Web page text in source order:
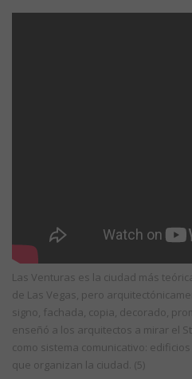
Las Venturas es la ciudad más
de Las Vegas, pero
signo, fachada, copia, decorado,
enseñó a los arquitectos a mirar el
como sistema comunicativo:
que organizan la ciudad. (5)